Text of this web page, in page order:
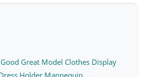
Great Model Clothes Display
Holder Mannequin ...